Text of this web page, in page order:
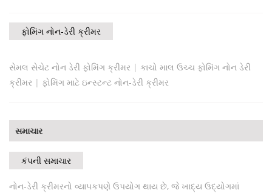
ફોમિંગ નોન-ડેરી ક્રીમર
સેમલ સેચેટ નોન ડેરી ફોમિંગ ક્રીમર | કાચો માલ ઉચ્ચ ફોમિંગ નોન ડેરી
ક્રીમર | ફોમિંગ માટે ઇન્સ્ટન્ટ નોન-ડેરી ક્રીમર
સમાચાર
કંપની સમાચાર
નોન-ડેરી ક્રીમરનો વ્યાપકપણે ઉપયોગ થાય છે, જે ખાદ્ય ઉદ્યોગમાં